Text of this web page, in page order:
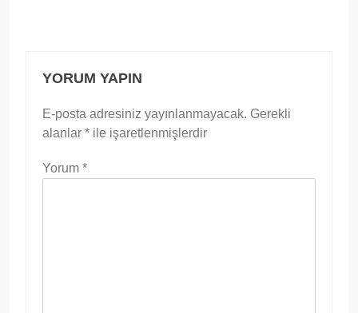
YORUM YAPIN
E-posta adresiniz yayınlanmayacak. Gerekli
alanlar * ile işaretlenmişlerdir
Yorum *